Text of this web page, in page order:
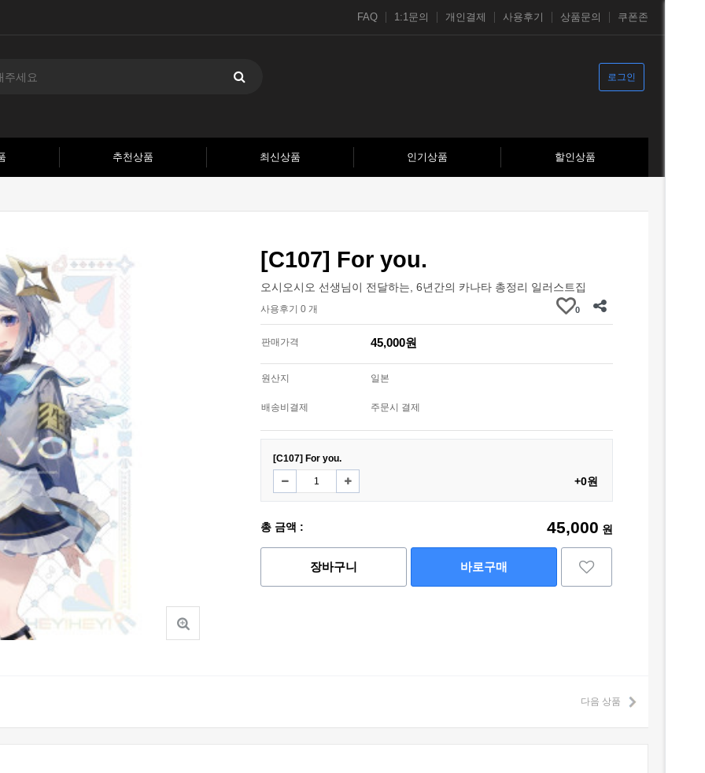
FAQ 1:1문의 개인결제 사용후기 상품문의 쿠폰존
로그인
추천상품 최신상품 인기상품 할인상품
[C107] For you.
오시오시오 선생님이 전달하는, 6년간의 카나타 총정리 일러스트집
사용후기 0 개 0
판매가격 45,000원
원산지 일본
배송비결제 주문시 결제
[C107] For you.
+0원
총 금액 : 45,000 원
장바구니 바로구매
다음 상품